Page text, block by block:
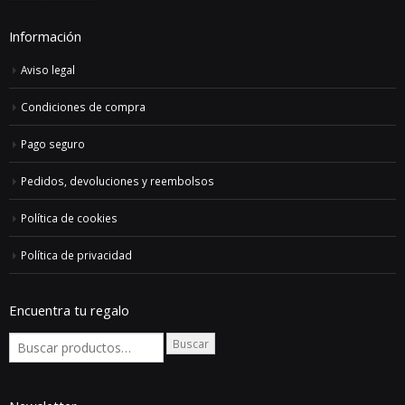
Información
Aviso legal
Condiciones de compra
Pago seguro
Pedidos, devoluciones y reembolsos
Política de cookies
Política de privacidad
Encuentra tu regalo
Buscar